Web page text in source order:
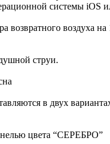
системы iOS
возвратного воздуха
струи.
в двух
цвета “СЕРЕБРО”